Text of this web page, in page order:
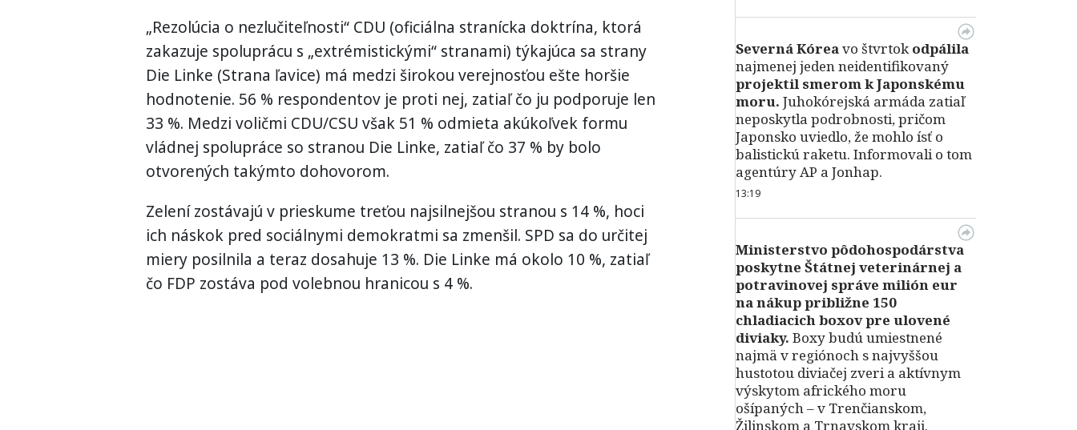
„Rezolúcia o nezlučiteľnosti“ CDU (oficiálna stranícka doktrína, ktorá
zakazuje spoluprácu s „extrémistickými“ stranami) týkajúca sa strany
Die Linke (Strana ľavice) má medzi širokou verejnosťou ešte horšie
hodnotenie. 56 % respondentov je proti nej, zatiaľ čo ju podporuje len
33 %. Medzi voličmi CDU/CSU však 51 % odmieta akúkoľvek formu
vládnej spolupráce so stranou Die Linke, zatiaľ čo 37 % by bolo
otvorených takýmto dohovorom.
Zelení zostávajú v prieskume treťou najsilnejšou stranou s 14 %, hoci
ich náskok pred sociálnymi demokratmi sa zmenšil. SPD sa do určitej
miery posilnila a teraz dosahuje 13 %. Die Linke má okolo 10 %, zatiaľ
čo FDP zostáva pod volebnou hranicou s 4 %.
Severná Kóreavo štvrtokodpálila
najmenej jeden neidentifikovaný
projektil smerom k Japonskému
moru. Juhokórejská armáda zatiaľ
neposkytla podrobnosti, pričom
Japonsko uviedlo, že mohlo ísť o
balistickú raketu. Informovali o tom
agentúry AP a Jonhap.
13:19
Ministerstvo pôdohospodárstva
poskytne Štátnej veterinárnej a
potravinovej správe milión eur
na nákup približne 150
chladiacich boxov pre ulovené
diviaky. Boxy budú umiestnené
najmä v regiónoch s najvyššou
hustotou diviačej zveri a aktívnym
výskytom afrického moru
ošípaných – v Trenčianskom,
Žilinskom a Trnavskom kraji.